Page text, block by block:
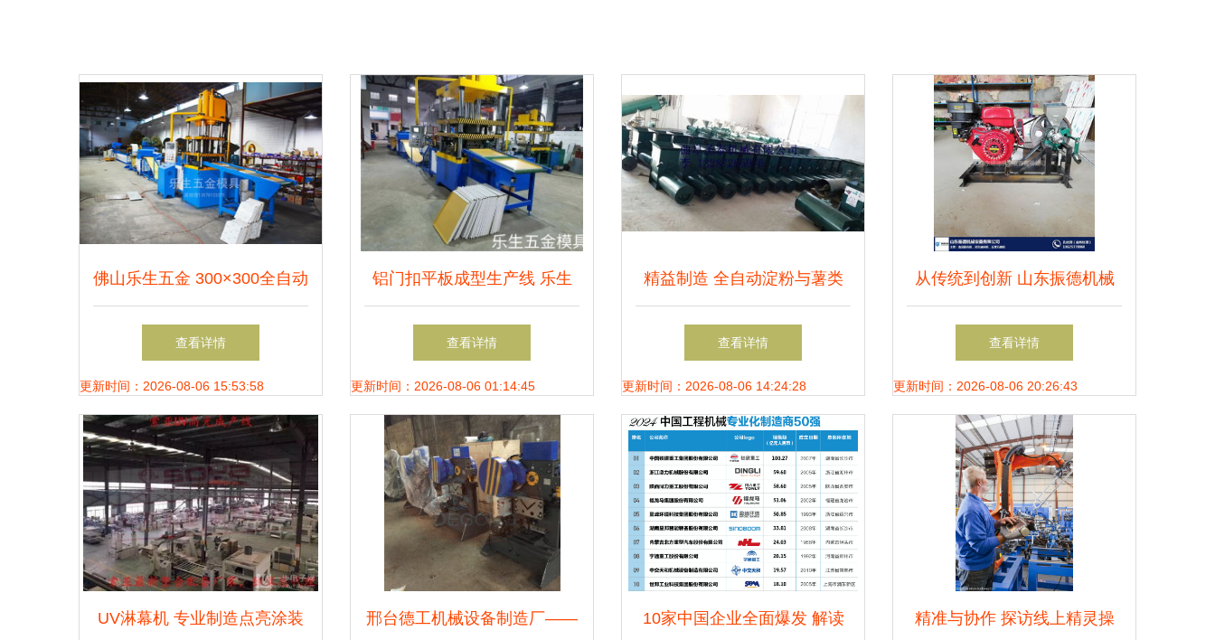
佛山乐生五金 300×300全自动
化天花板成型模具，重塑机械
制造新高度
查看详情
更新时间：2026-08-06 15:53:58
铝门扣平板成型生产线 乐生
金属制品厂的全产业链实力解
析
查看详情
更新时间：2026-08-06 01:14:45
精益制造 全自动淀粉与薯类
定型加工设备的创新力量
查看详情
更新时间：2026-08-06 14:24:28
从传统到创新 山东振德机械
的粮食膨化机如何重塑机械制
造业
查看详情
更新时间：2026-08-06 20:26:43
UV淋幕机 专业制造点亮涂装 邢台德工机械设备制造厂—— 10家中国企业全面爆发 解读 精准与协作 探访线上精灵操